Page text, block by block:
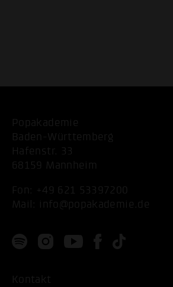
Popakademie
Baden-Württemberg
Hafenstr. 33
68159 Mannheim
Fon: +49 621 53397200
Mail: info@popakademie.de
Kontakt